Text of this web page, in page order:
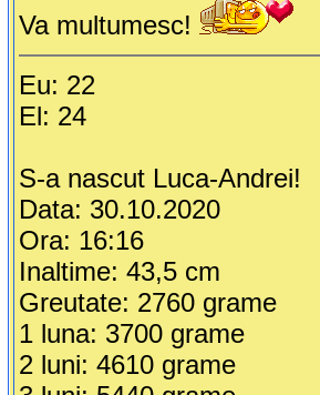
Va multumesc!
Eu: 22
El: 24
S-a nascut Luca-Andrei!
Data: 30.10.2020
Ora: 16:16
Inaltime: 43,5 cm
Greutate: 2760 grame
1 luna: 3700 grame
2 luni: 4610 grame